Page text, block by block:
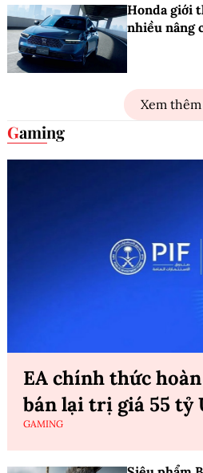
Honda giới
nhiều nâng
Xem thêm
Gaming
EA chính thức
bán lại trị giá 55 tỷ
GAMING